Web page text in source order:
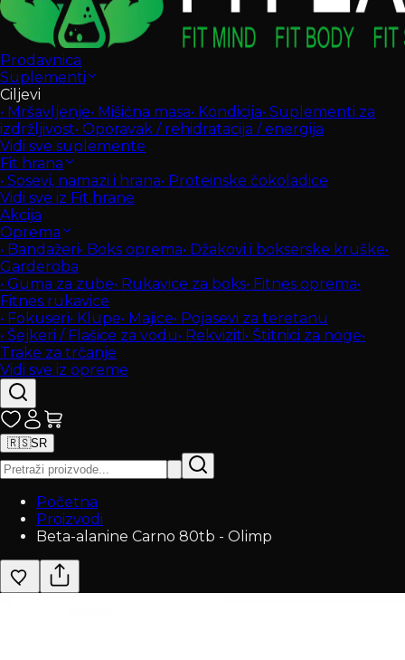
Prodavnica
Suplementi
Ciljevi
• Mršavljenje• Mišićna masa• Kondicija• Suplementi za
izdržljivost• Oporavak / rehidratacija / energija
Vidi sve suplemente
Fit hrana
• Sosevi, namazi i hrana• Proteinske čokoladice
Vidi sve iz Fit hrane
Akcija
Oprema
• Bandažeri• Boks oprema• Džakovi i bokserske kruške•
Garderoba
• Guma za zube• Rukavice za boks• Fitnes oprema•
Fitnes rukavice
• Fokuseri• Klupe• Majice• Pojasevi za teretanu
• Šejkeri / Flašice za vodu• Rekviziti• Štitnici za noge•
Trake za trčanje
Vidi sve iz opreme
🇷🇸SR
Početna
Proizvodi
Beta-alanine Carno 80tb - Olimp